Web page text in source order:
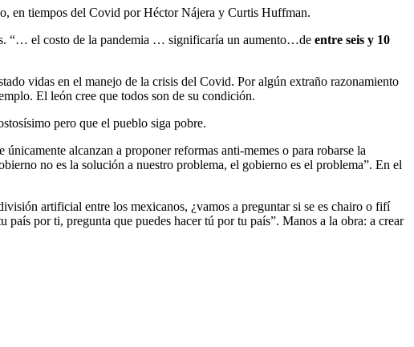
en tiempos del Covid por Héctor Nájera y Curtis Huffman.
“… el costo de la pandemia … significaría un aumento…de entre seis y 10
vidas en el manejo de la crisis del Covid. Por algún extraño razonamiento
El león cree que todos son de su condición.
pero que el pueblo siga pobre.
alcanzan a proponer reformas anti-memes o para robarse la
no es la solución a nuestro problema, el gobierno es el problema”. En el
artificial entre los mexicanos, ¿vamos a preguntar si se es chairo o fifí
por ti, pregunta que puedes hacer tú por tu país”. Manos a la obra: a crear